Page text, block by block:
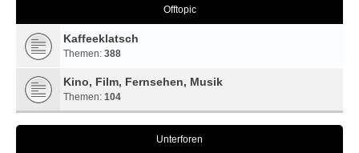
Offtopic
Kaffeeklatsch
Themen: 388
Kino, Film, Fernsehen, Musik
Themen: 104
Unterforen